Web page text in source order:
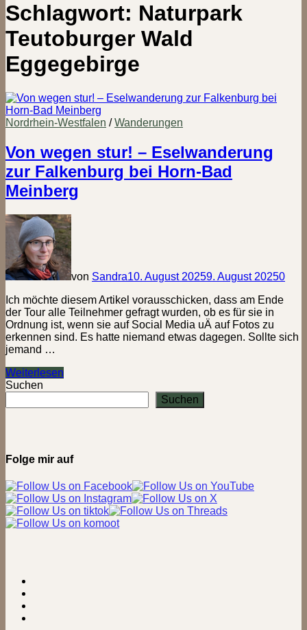
Schlagwort: Naturpark
Teutoburger Wald
Eggegebirge
Nordrhein-Westfalen /Wanderungen
Von wegen stur! – Eselwanderung
zur Falkenburg bei Horn-Bad
Meinberg
von Sandra10. August 20259. August 20250
Ich möchte diesem Artikel vorausschicken, dass am Ende
der Tour alle Teilnehmer gefragt wurden, ob es für sie in
Ordnung ist, wenn sie auf Social Media uÄ auf Fotos zu
erkennen sind. Es hatte niemand etwas dagegen. Sollte sich
jemand …
Von
wegen
–
bei
Bad
Meinberg
Weiterlesen
Suchen
Suchen
Folge mir auf